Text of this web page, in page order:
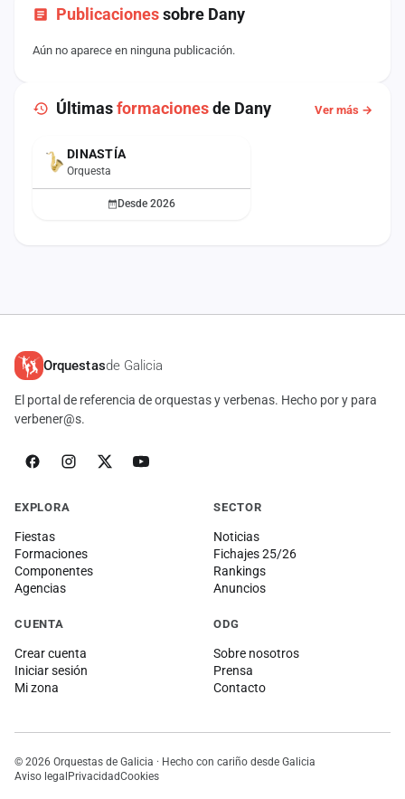
Publicacionessobre Dany
Aún no aparece en ninguna publicación.
Últimasformacionesde Dany Ver más →
ACTUALDINASTÍA
Orquesta
Desde 2026
Orquestasde Galicia
El portal de referencia de orquestas y verbenas. Hecho por y para
verbener@s.
EXPLORA
Fiestas
Formaciones
Componentes
Agencias
SECTOR
Noticias
Fichajes 25/26
Rankings
Anuncios
CUENTA
Crear cuenta
Iniciar sesión
Mi zona
ODG
Sobre nosotros
Prensa
Contacto
© 2026 Orquestas de Galicia · Hecho con cariño desde Galicia
Aviso legal PrivacidadCookies